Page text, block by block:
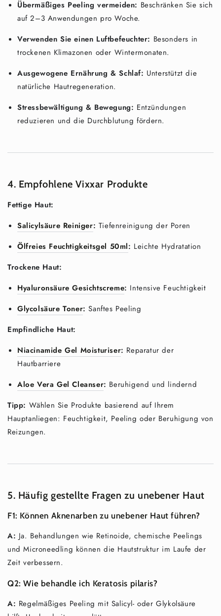
Übermäßiges Peeling vermeiden: Beschränken Sie sich
auf 2–3 Anwendungen pro Woche.
Verwenden Sie einen Luftbefeuchter: Besonders in
trockenen Klimazonen oder Wintermonaten.
Ausgewogene Ernährung & Schlaf: Unterstützt die
natürliche Hautregeneration.
Stressbewältigung & Bewegung: Entzündungen
reduzieren und die Durchblutung fördern.
4. Empfohlene Vixxar Produkte
Fettige Haut:
Salicylsäure Reiniger: Tiefenreinigung der Poren
Ölfreies Feuchtigkeitsgel 50ml: Leichte Hydratation
Trockene Haut:
Hyaluronsäure Gesichtscreme: Intensive Feuchtigkeit
Glycolsäure Toner: Sanftes Peeling
Empfindliche Haut:
Niacinamide Gel Moisturiser: Reparatur der
Hautbarriere
Aloe Vera Gel Cleanser: Beruhigend und lindernd
Tipp: Wählen Sie Produkte basierend auf Ihrem
Hauptanliegen: Feuchtigkeit, Peeling oder Beruhigung von
Reizungen.
5. Häufig gestellte Fragen zu unebener Haut
F1: Können Aknenarben zu unebener Haut führen?
A: Ja. Behandlungen wie Retinoide, chemische Peelings
und Microneedling können die Hautstruktur im Laufe der
Zeit verbessern.
Q2: Wie behandle ich Keratosis pilaris?
A: Regelmäßiges Peeling mit Salicyl- oder Glykolsäure